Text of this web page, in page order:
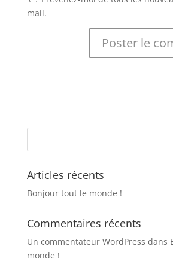
mail.
Articles récents
Bonjour tout le monde !
Commentaires récents
Un commentateur WordPress dans
monde !